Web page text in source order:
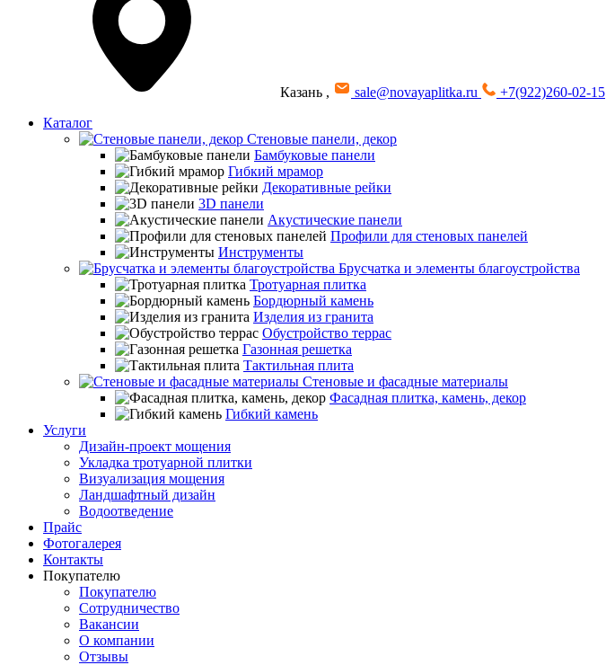
Казань , sale@novayaplitka.ru
+7(922)260-02-15
Каталог
Стеновые панели, декор
Бамбуковые панели
Гибкий мрамор
Декоративные рейки
3D панели
Акустические панели
Профили для стеновых панелей
Инструменты
Брусчатка и элементы благоустройства
Тротуарная плитка
Бордюрный камень
Изделия из гранита
Обустройство террас
Газонная решетка
Тактильная плита
Стеновые и фасадные материалы
Фасадная плитка, камень, декор
Гибкий камень
Услуги
Дизайн-проект мощения
Укладка тротуарной плитки
Визуализация мощения
Ландшафтный дизайн
Водоотведение
Прайс
Фотогалерея
Контакты
Покупателю
Покупателю
Сотрудничество
Вакансии
О компании
Отзывы